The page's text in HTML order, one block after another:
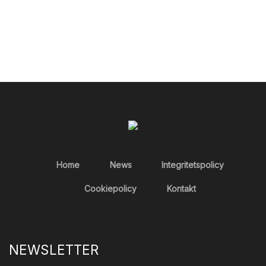
Home News Integritetspolicy
Cookiepolicy Kontakt
NEWSLETTER